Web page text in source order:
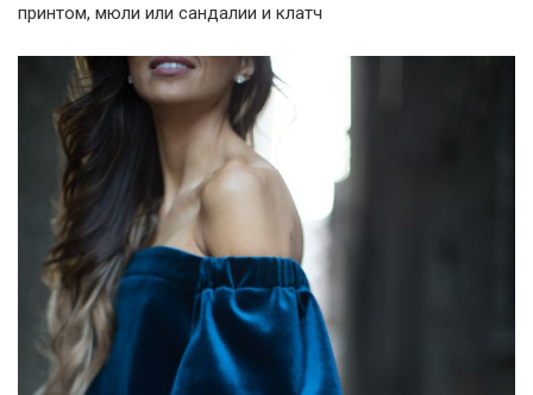
принтом, мюли или сандалии и клатч